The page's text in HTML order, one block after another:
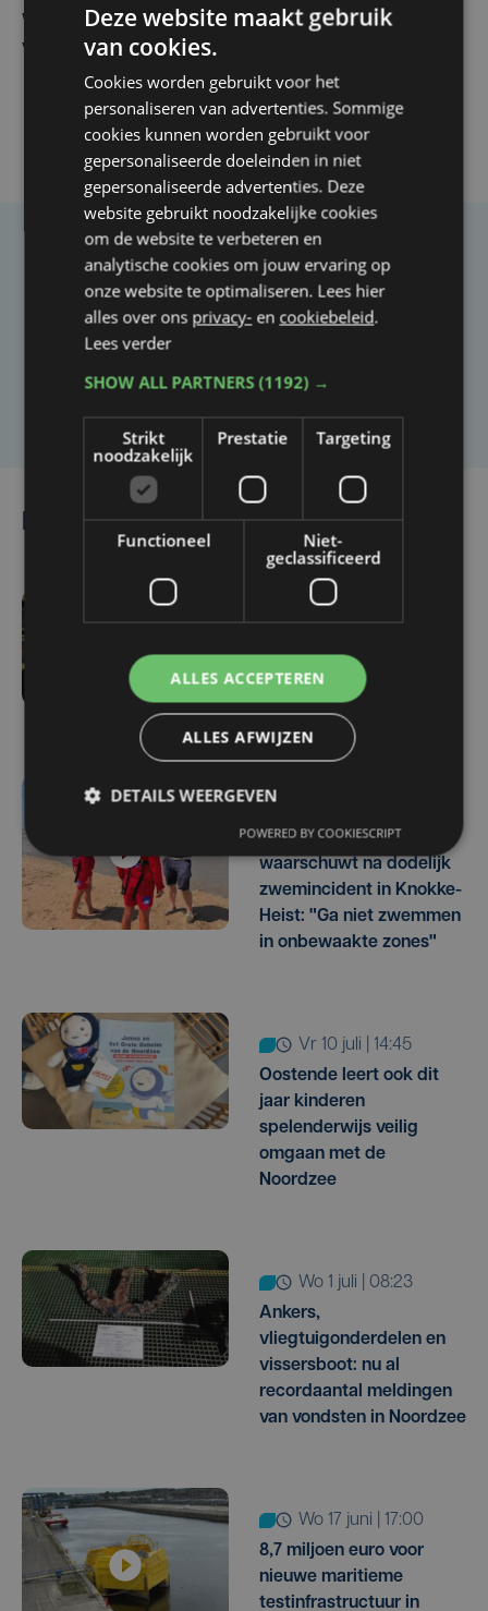
West, dat ook een nieuwe voltijdse gynaecoloog
verwelkomt
Taalfout opgemerkt?
Heb je een taal- of schrijffout opgemerkt in dit
artikel?
Laat het ons weten
Lees ook
zo 2 augustus | 14:21
Mirador brengt Noordzee
tot leven op Theater Aan
Zee
Kustreddingsdienst
waarschuwt na dodelijk
zwemincident in Knokke-
Heist: "Ga niet zwemmen
in onbewaakte zones"
vr 10 juli | 14:45
Oostende leert ook dit
jaar kinderen
spelenderwijs veilig
omgaan met de
Noordzee
wo 1 juli | 08:23
Ankers,
vliegtuigonderdelen en
vissersboot: nu al
recordaantal meldingen
van vondsten in Noordzee
wo 17 juni | 17:00
8,7 miljoen euro voor
nieuwe maritieme
testinfrastructuur in
Deze website maakt gebruik
van cookies.
Cookies worden gebruikt voor het
personaliseren van advertenties. Sommige
cookies kunnen worden gebruikt voor
gepersonaliseerde doeleinden in niet
gepersonaliseerde advertenties. Deze
website gebruikt noodzakelijke cookies
om de website te verbeteren en
analytische cookies om jouw ervaring op
onze website te optimaliseren. Lees hier
alles over ons privacy- en cookiebeleid.
Lees verder
SHOW ALL PARTNERS(1192) →
Strikt
noodzakelijk
Prestatie Targeting
Functioneel
Niet-
geclassificeerd
ALLES ACCEPTEREN
ALLES AFWIJZEN
DETAILS WEERGEVEN
POWERED BY COOKIESCRIPT